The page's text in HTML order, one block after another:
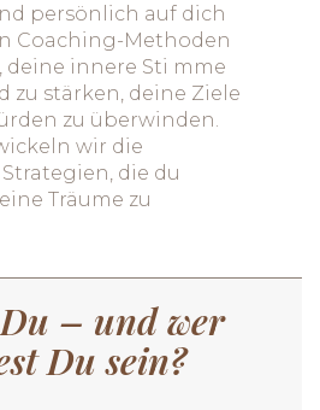
persönlich auf dich
Coaching-Methoden
deine innere Sti mme
zu stärken, deine Ziele
zu überwinden.
wir die
die du
Träume zu
– und wer
Du sein?